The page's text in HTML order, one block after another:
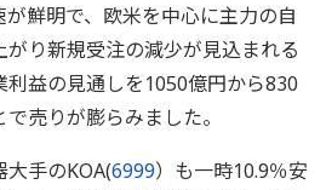
鮮明で、欧米を中心に主力の自
り新規受注の減少が見込まれる
利益の見通しを1050億円から830
売りが膨らみました。
大手のKOA(6999）も一時10.9％安